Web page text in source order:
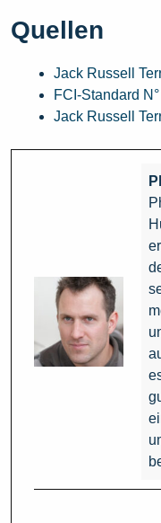
Quellen
Jack Russell
FCI-Standard
Jack Russell